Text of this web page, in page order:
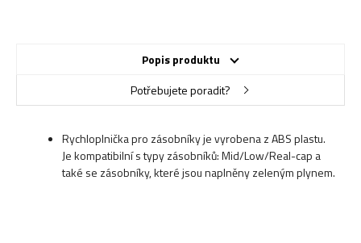
Popis produktu
Potřebujete poradit?
Rychloplnička pro zásobníky je vyrobena z ABS plastu.
Je kompatibilní s typy zásobníků: Mid/Low/Real-cap a
také se zásobníky, které jsou naplněny zeleným plynem.